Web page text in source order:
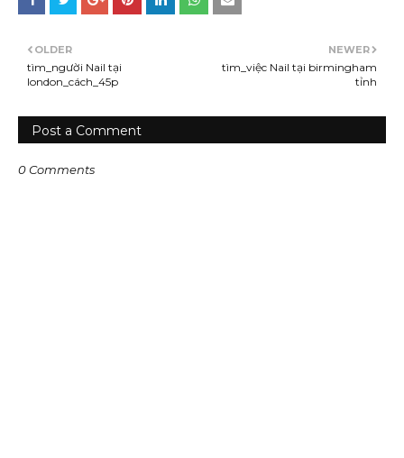
NEWER
tìm_việc Nail tại birmingham
tỉnh
OLDER
tìm_người Nail tại
london_cách_45p
Post a Comment
0 Comments